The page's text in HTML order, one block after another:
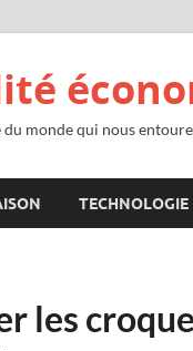
monde qui nous entoure
TECHNOLOGIE
les